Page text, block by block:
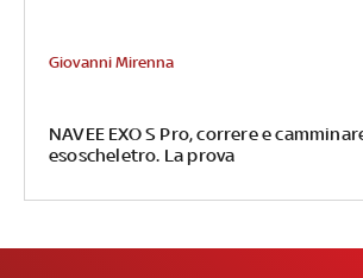
NAVEE EXO S Pro, correre e
esoscheletro. La prova
Giovanni Mirenna